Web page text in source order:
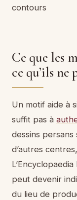
contours
Ce que les
ce qu’ils ne
Un motif aide à
suffit pas à
dessins
d’autres
peut devenir
du lieu de